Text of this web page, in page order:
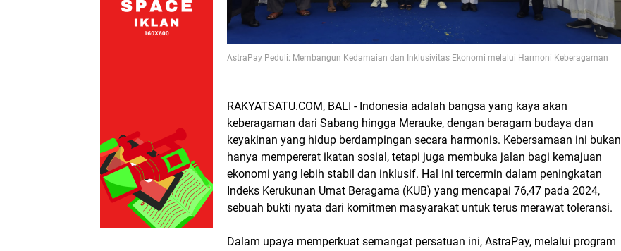
AstraPay Peduli: Membangun Kedamaian dan Inklusivitas Ekonomi melalui Harmoni Keberagaman
RAKYATSATU.COM, BALI - Indonesia adalah bangsa yang kaya akan
keberagaman dari Sabang hingga Merauke, dengan beragam budaya dan
keyakinan yang hidup berdampingan secara harmonis. Kebersamaan ini bukan
hanya mempererat ikatan sosial, tetapi juga membuka jalan bagi kemajuan
ekonomi yang lebih stabil dan inklusif. Hal ini tercermin dalam peningkatan
Indeks Kerukunan Umat Beragama (KUB) yang mencapai 76,47 pada 2024,
sebuah bukti nyata dari komitmen masyarakat untuk terus merawat toleransi.
Dalam upaya memperkuat semangat persatuan ini, AstraPay, melalui program